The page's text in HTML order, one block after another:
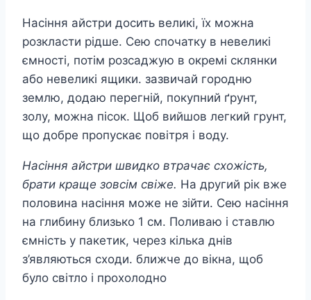
Насіння айстри досить великі, їх можна
розкласти рідше. Сею спочатку в невеликі
ємності, потім розсаджую в окремі склянки
або невеликі ящики. зазвичай городню
землю, додаю перегній, покупний ґрунт,
золу, можна пісок. Щоб вийшов легкий грунт,
що добре пропускає повітря і воду.
Насіння айстри швидко втрачає схожість,
брати краще зовсім свіже. На другий рік вже
половина насіння може не зійти. Сею насіння
на глибину близько 1 см. Поливаю і ставлю
ємність у пакетик, через кілька днів
з’являються сходи. ближче до вікна, щоб
було світло і прохолодно